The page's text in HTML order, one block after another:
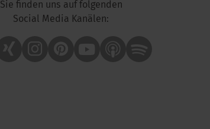
Sie finden uns auf folgenden
Social Media Kanälen: